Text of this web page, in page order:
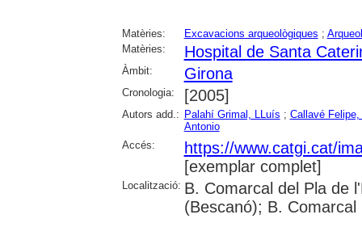
Matèries: Excavacions arqueològiques ;
Matèries:
Hospital de Santa
Àmbit: Girona
Cronologia: [2005]
Autors add.: Palahí Grimal, LLuís ; Callavé
Antonio
Accés:
https://www.catgi.cat/
[exemplar complet]
Localització: B. Comarcal del Pla de
(Bescanó); B.